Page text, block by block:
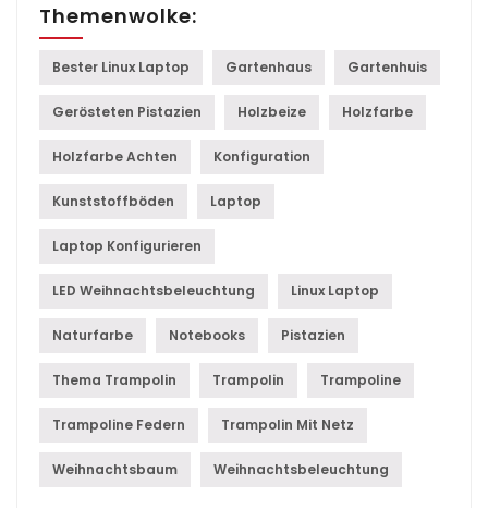
Themenwolke:
Bester Linux Laptop Gartenhaus Gartenhuis
Gerösteten Pistazien Holzbeize Holzfarbe
Holzfarbe Achten Konfiguration
Kunststoffböden Laptop
Laptop Konfigurieren
LED Weihnachtsbeleuchtung Linux Laptop
Naturfarbe Notebooks Pistazien
Thema Trampolin Trampolin Trampoline
Trampoline Federn Trampolin Mit Netz
Weihnachtsbaum Weihnachtsbeleuchtung